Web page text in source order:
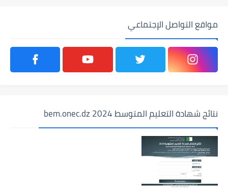
مواقع التواصل الإجتماعي
نتائج شهادة التعليم المتوسط 2024 bem.onec.dz